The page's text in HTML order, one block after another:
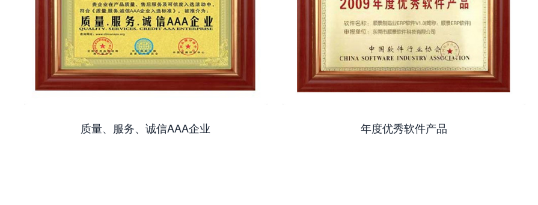
质量、服务、诚信AAA企业 年度优秀软件产品